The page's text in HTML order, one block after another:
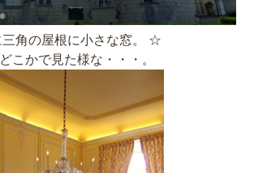
角の屋根に小さな窓。 ☆
こかで見た様な・・・。